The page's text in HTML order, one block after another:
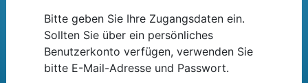
Bitte geben Sie Ihre Zugangsdaten ein.
Sollten Sie über ein persönliches
Benutzerkonto verfügen, verwenden Sie
bitte E-Mail-Adresse und Passwort.